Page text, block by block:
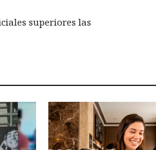
superiores las